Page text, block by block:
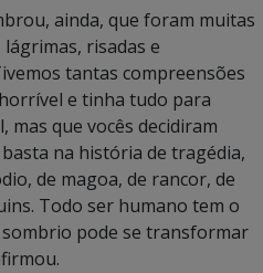
ainda, que foram muitas
risadas e
tantas compreensões
e tinha tudo para
que vocês decidiram
na história de tragédia,
de magoa, de rancor, de
Todo ser humano tem o
pode se transformar